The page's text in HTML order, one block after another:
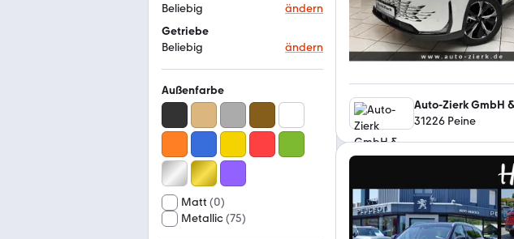
Beliebig
ändern
Getriebe
Beliebig
ändern
Außenfarbe
Matt (0)
Metallic(75)
Auto-Zierk GmbH
31226 Peine